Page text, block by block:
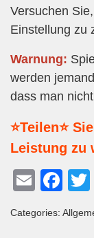
Versuchen
Einstellung zu
Warnung:
werden
dass man
⭐Teilen⭐
Leistung zu
E
ail
F
c
Categories: